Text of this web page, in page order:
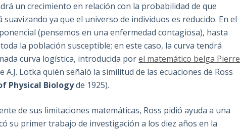
un crecimiento en relación con la probabilidad de que
ya que el universo de individuos es reducido. En el
(pensemos en una enfermedad contagiosa), hasta
la población susceptible; en este caso, la curva tendrá
curva logística, introducida porel matemático belga Pierre
A.J. Lotka quién señaló la similitud de las ecuaciones de Ross
Physical Biologyde 1925).
de sus limitaciones matemáticas, Ross pidió ayuda a una
su primer trabajo de investigación a los diez años en la